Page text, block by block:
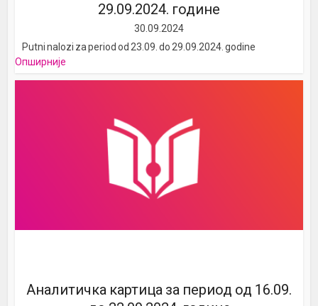
29.09.2024. године
30.09.2024
Putni nalozi za period od 23.09. do 29.09.2024. godine
Опширније
Аналитичка картица за период од 16.09.